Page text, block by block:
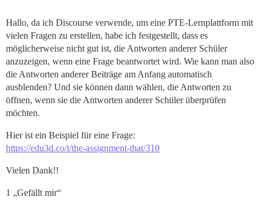
Hallo, da ich Discourse verwende, um eine PTE-Lernplattform mit
vielen Fragen zu erstellen, habe ich festgestellt, dass es
möglicherweise nicht gut ist, die Antworten anderer Schüler
anzuzeigen, wenn eine Frage beantwortet wird. Wie kann man also
die Antworten anderer Beiträge am Anfang automatisch
ausblenden? Und sie können dann wählen, die Antworten zu
öffnen, wenn sie die Antworten anderer Schüler überprüfen
möchten.
Hier ist ein Beispiel für eine Frage:
https://edu3d.co/t/the-assignment-that/310
Vielen Dank!!
1 „Gefällt mir“